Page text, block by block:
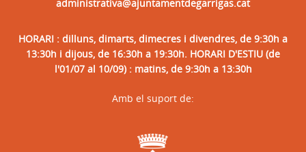
administrativa@ajuntamentdegarrigas.cat
HORARI : dilluns, dimarts, dimecres i divendres, de 9:30h a
13:30h i dijous, de 16:30h a 19:30h. HORARI D'ESTIU (de
l'01/07 al 10/09) : matins, de 9:30h a 13:30h
Amb el suport de: